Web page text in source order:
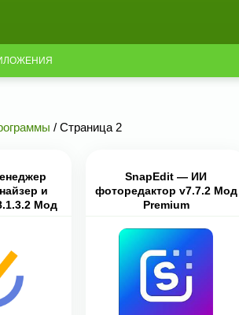
/ Страница 2
и
Мод
SnapEdit — ИИ
фоторедактор v7.7.2 Мод
Premium